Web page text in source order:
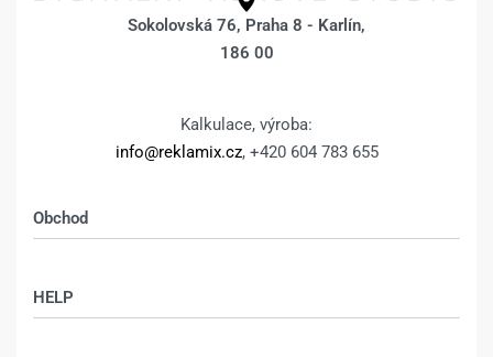
Sokolovská 76, Praha 8 - Karlín,
186 00
Kalkulace, výroba:
info@reklamix.cz, +420 604 783 655
Obchod
Můj účet – shop
HELP